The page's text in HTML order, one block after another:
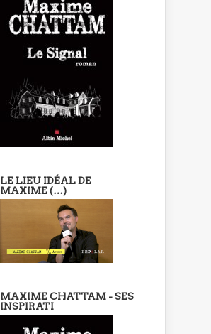
LE LIEU IDÉAL DE
MAXIME (…)
MAXIME CHATTAM - SES
INSPIRATI